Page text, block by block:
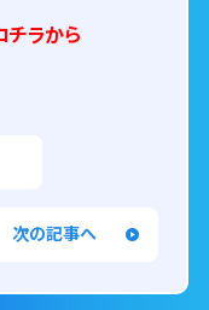
チラから
次の記事へ